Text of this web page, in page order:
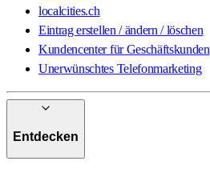
localcities.ch
Eintrag erstellen / ändern / löschen
Kundencenter für Geschäftskunden
Unerwünschtes Telefonmarketing
Entdecken